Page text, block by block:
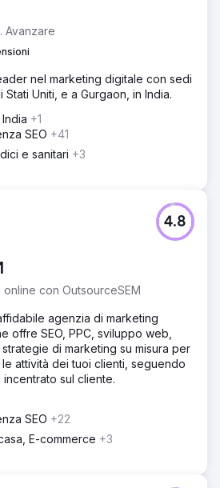
Avanzare
nel marketing digitale con sedi
Uniti, e a Gurgaon, in India.
+1
SEO +41
e sanitari +3
con OutsourceSEM
4.8
agenzia di marketing
offre SEO, PPC, sviluppo web,
di marketing su misura per
attività dei tuoi clienti, seguendo
sul cliente.
SEO +22
E-commerce +3